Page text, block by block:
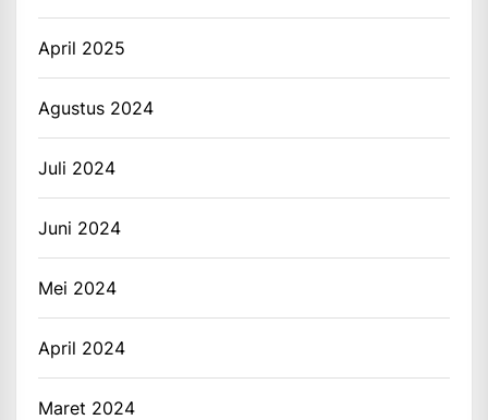
April 2025
Agustus 2024
Juli 2024
Juni 2024
Mei 2024
April 2024
Maret 2024